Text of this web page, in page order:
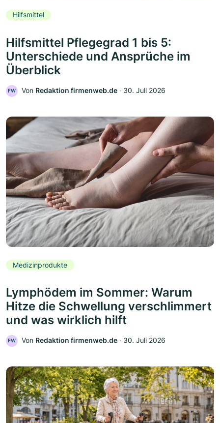
Hilfsmittel
Hilfsmittel Pflegegrad 1 bis 5:
Unterschiede und Ansprüche im
Überblick
FW Von Redaktion firmenweb.de ‧ 30. Juli 2026
Medizinprodukte
Lymphödem im Sommer: Warum
Hitze die Schwellung verschlimmert
und was wirklich hilft
FW Von Redaktion firmenweb.de ‧ 30. Juli 2026